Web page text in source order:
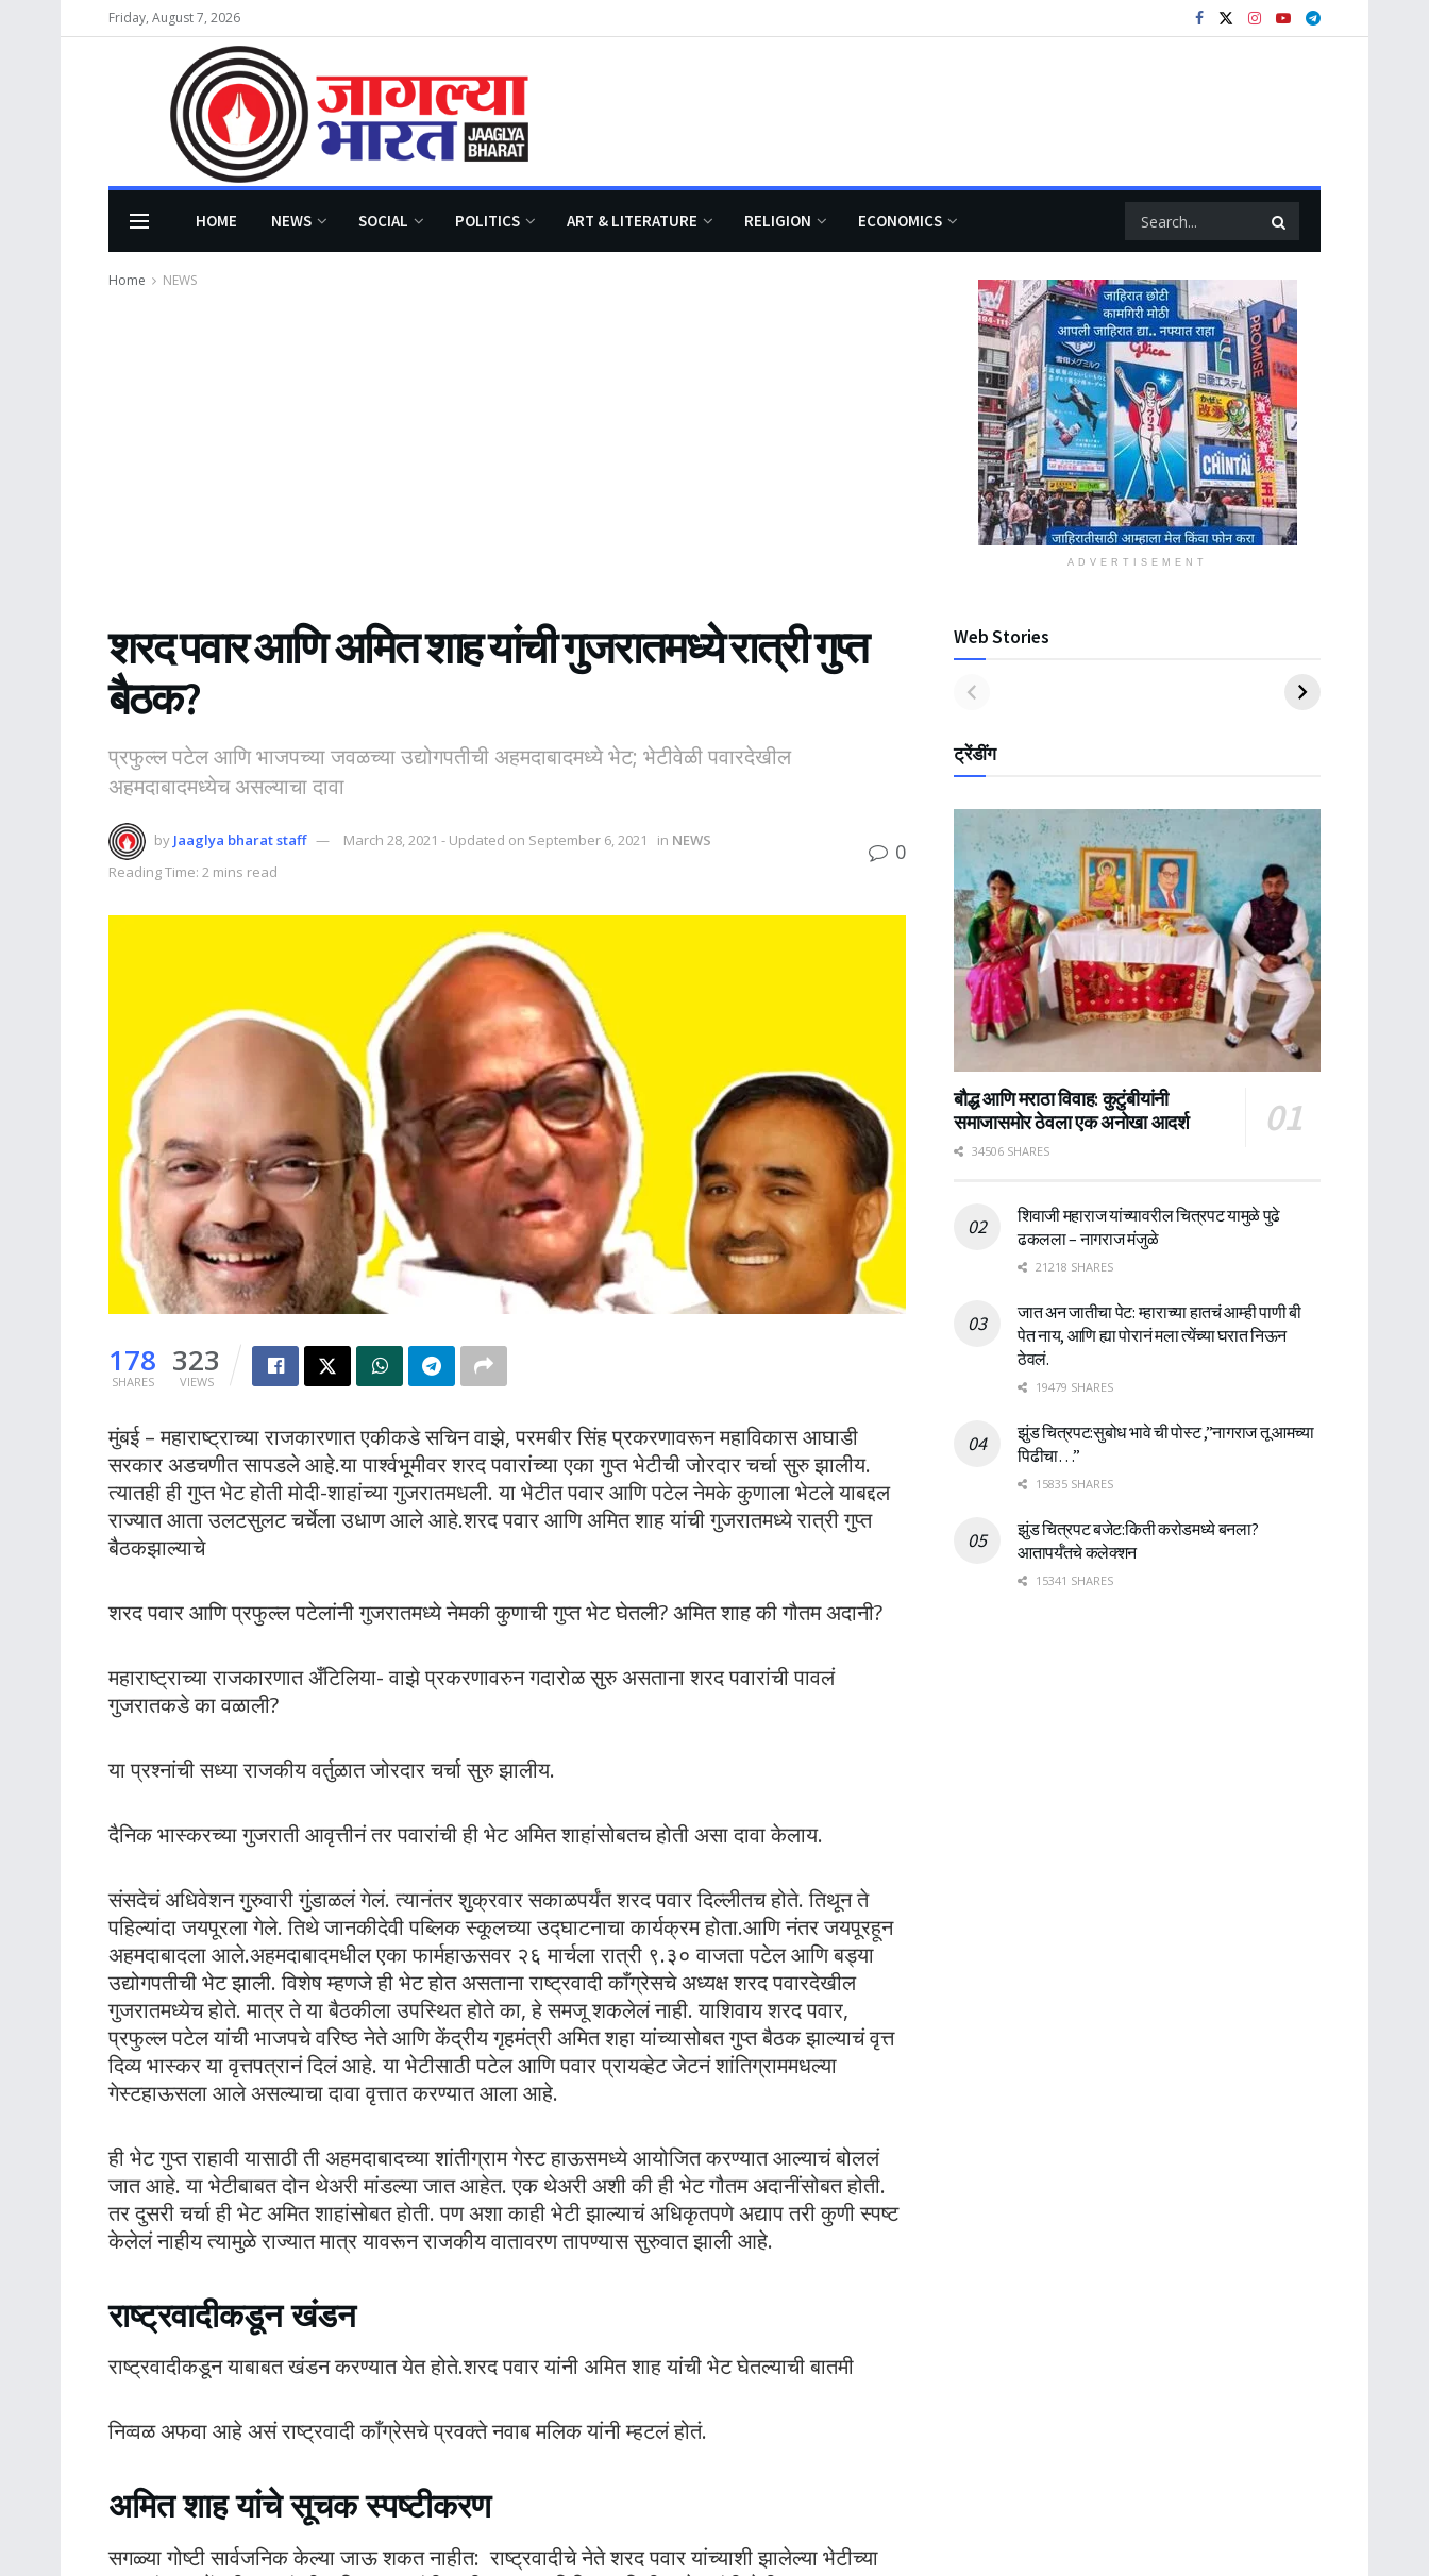
Friday, August 7, 2026
HOME NEWS SOCIAL POLITICS ART & LITERATURE RELIGION ECONOMICS
Home NEWS
शरद पवार आणि अमित शाह यांची गुजरातमध्ये रात्री गुप्त
बैठक?
प्रफुल्ल पटेल आणि भाजपच्या जवळच्या उद्योगपतीची अहमदाबादमध्ये भेट; भेटीवेळी पवारदेखील
अहमदाबादमध्येच असल्याचा दावा
by Jaaglya bharat staff March 28, 2021 - Updated on September 6, 2021 in NEWS
Reading Time: 2 mins read
0
178
SHARES
323
VIEWS
मुंबई – महाराष्ट्राच्या राजकारणात एकीकडे सचिन वाझे, परमबीर सिंह प्रकरणावरून महाविकास आघाडी
सरकार अडचणीत सापडले आहे.या पार्श्वभूमीवर शरद पवारांच्या एका गुप्त भेटीची जोरदार चर्चा सुरु झालीय.
त्यातही ही गुप्त भेट होती मोदी-शाहांच्या गुजरातमधली. या भेटीत पवार आणि पटेल नेमके कुणाला भेटले याबद्दल
राज्यात आता उलटसुलट चर्चेला उधाण आले आहे.शरद पवार आणि अमित शाह यांची गुजरातमध्ये रात्री गुप्त
बैठकझाल्याचे
शरद पवार आणि प्रफुल्ल पटेलांनी गुजरातमध्ये नेमकी कुणाची गुप्त भेट घेतली? अमित शाह की गौतम अदानी?
महाराष्ट्राच्या राजकारणात अँटिलिया- वाझे प्रकरणावरुन गदारोळ सुरु असताना शरद पवारांची पावलं
गुजरातकडे का वळाली?
या प्रश्नांची सध्या राजकीय वर्तुळात जोरदार चर्चा सुरु झालीय.
दैनिक भास्करच्या गुजराती आवृत्तीनं तर पवारांची ही भेट अमित शाहांसोबतच होती असा दावा केलाय.
संसदेचं अधिवेशन गुरुवारी गुंडाळलं गेलं. त्यानंतर शुक्रवार सकाळपर्यंत शरद पवार दिल्लीतच होते. तिथून ते
पहिल्यांदा जयपूरला गेले. तिथे जानकीदेवी पब्लिक स्कूलच्या उद्घाटनाचा कार्यक्रम होता.आणि नंतर जयपूरहून
अहमदाबादला आले.अहमदाबादमधील एका फार्महाऊसवर २६ मार्चला रात्री ९.३० वाजता पटेल आणि बड्या
उद्योगपतीची भेट झाली. विशेष म्हणजे ही भेट होत असताना राष्ट्रवादी काँग्रेसचे अध्यक्ष शरद पवारदेखील
गुजरातमध्येच होते. मात्र ते या बैठकीला उपस्थित होते का, हे समजू शकलेलं नाही. याशिवाय शरद पवार,
प्रफुल्ल पटेल यांची भाजपचे वरिष्ठ नेते आणि केंद्रीय गृहमंत्री अमित शहा यांच्यासोबत गुप्त बैठक झाल्याचं वृत्त
दिव्य भास्कर या वृत्तपत्रानं दिलं आहे. या भेटीसाठी पटेल आणि पवार प्रायव्हेट जेटनं शांतिग्राममधल्या
गेस्टहाऊसला आले असल्याचा दावा वृत्तात करण्यात आला आहे.
ही भेट गुप्त राहावी यासाठी ती अहमदाबादच्या शांतीग्राम गेस्ट हाऊसमध्ये आयोजित करण्यात आल्याचं बोललं
जात आहे. या भेटीबाबत दोन थेअरी मांडल्या जात आहेत. एक थेअरी अशी की ही भेट गौतम अदानींसोबत होती.
तर दुसरी चर्चा ही भेट अमित शाहांसोबत होती. पण अशा काही भेटी झाल्याचं अधिकृतपणे अद्याप तरी कुणी स्पष्ट
केलेलं नाहीय त्यामुळे राज्यात मात्र यावरून राजकीय वातावरण तापण्यास सुरुवात झाली आहे.
राष्ट्रवादीकडून खंडन
राष्ट्रवादीकडून याबाबत खंडन करण्यात येत होते.शरद पवार यांनी अमित शाह यांची भेट घेतल्याची बातमी
निव्वळ अफवा आहे असं राष्ट्रवादी काँग्रेसचे प्रवक्ते नवाब मलिक यांनी म्हटलं होतं.
अमित शाह यांचे सूचक स्पष्टीकरण
सगळ्या गोष्टी सार्वजनिक केल्या जाऊ शकत नाहीत: राष्ट्रवादीचे नेते शरद पवार यांच्याशी झालेल्या भेटीच्या
ADVERTISEMENT
Web Stories
ट्रेंडींग
बौद्ध आणि मराठा विवाह: कुटुंबीयांनी
समाजासमोर ठेवला एक अनोखा आदर्श
34506 SHARES
शिवाजी महाराज यांच्यावरील चित्रपट यामुळे पुढे
ढकलला – नागराज मंजुळे
21218 SHARES
जात अन जातीचा पेट: म्हाराच्या हातचं आम्ही पाणी बी
पेत नाय, आणि ह्या पोरानं मला त्येंच्या घरात निऊन
ठेवलं.
19479 SHARES
झुंड चित्रपट:सुबोध भावे ची पोस्ट ,”नागराज तू आमच्या
पिढीचा…”
15835 SHARES
झुंड चित्रपट बजेट:किती करोडमध्ये बनला?
आतापर्यँतचे कलेक्शन
15341 SHARES